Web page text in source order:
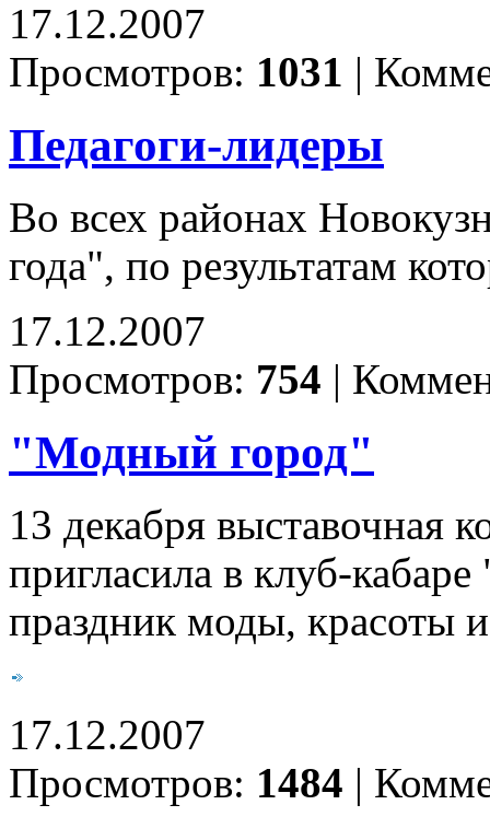
17.12.2007
Просмотров: 1031 |
Педагоги-лидеры
Во всех районах
года", по результатам
17.12.2007
Просмотров: 754 |
"Модный город"
13 декабря выставочная
пригласила в клуб-
праздник моды, красоты
17.12.2007
Просмотров: 1484 |